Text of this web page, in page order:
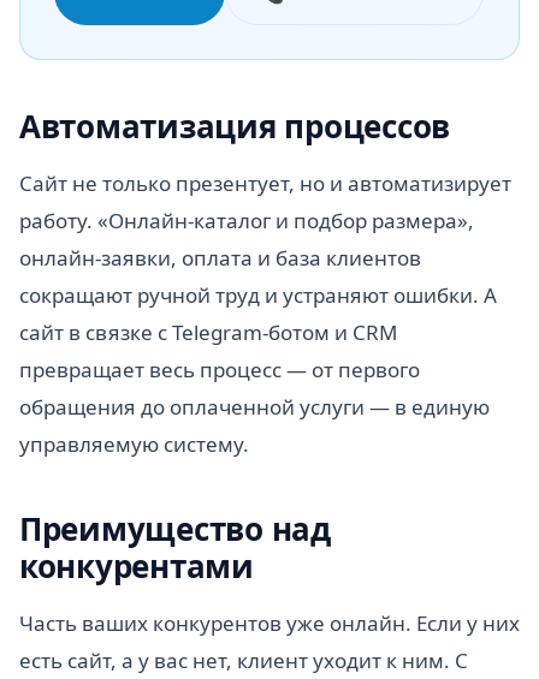
Автоматизация процессов
Сайт не только презентует, но и автоматизирует
работу. «Онлайн-каталог и подбор размера»,
онлайн-заявки, оплата и база клиентов
сокращают ручной труд и устраняют ошибки. А
сайт в связке с Telegram-ботом и CRM
превращает весь процесс — от первого
обращения до оплаченной услуги — в единую
управляемую систему.
Преимущество над
конкурентами
Часть ваших конкурентов уже онлайн. Если у них
есть сайт, а у вас нет, клиент уходит к ним. С